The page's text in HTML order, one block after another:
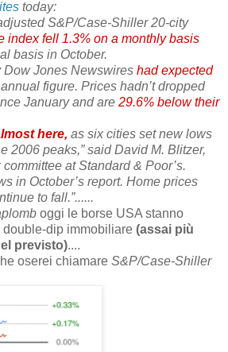
today:
S&P/Case-Shiller 20-city
index fell 1.3% on a monthly basis
basis in October.
Jones Newswires had expected
figure. Prices hadn’t dropped
January and are 29.6% below their
here, as six cities set new lows
2006 peaks,” said David M. Blitzer,
at Standard & Poor’s.
in October’s report. Home prices
to fall.”......
oggi le borse USA stanno
dip immobiliare (assai più
previsto)....
oserei chiamare S&P/Case-Shiller